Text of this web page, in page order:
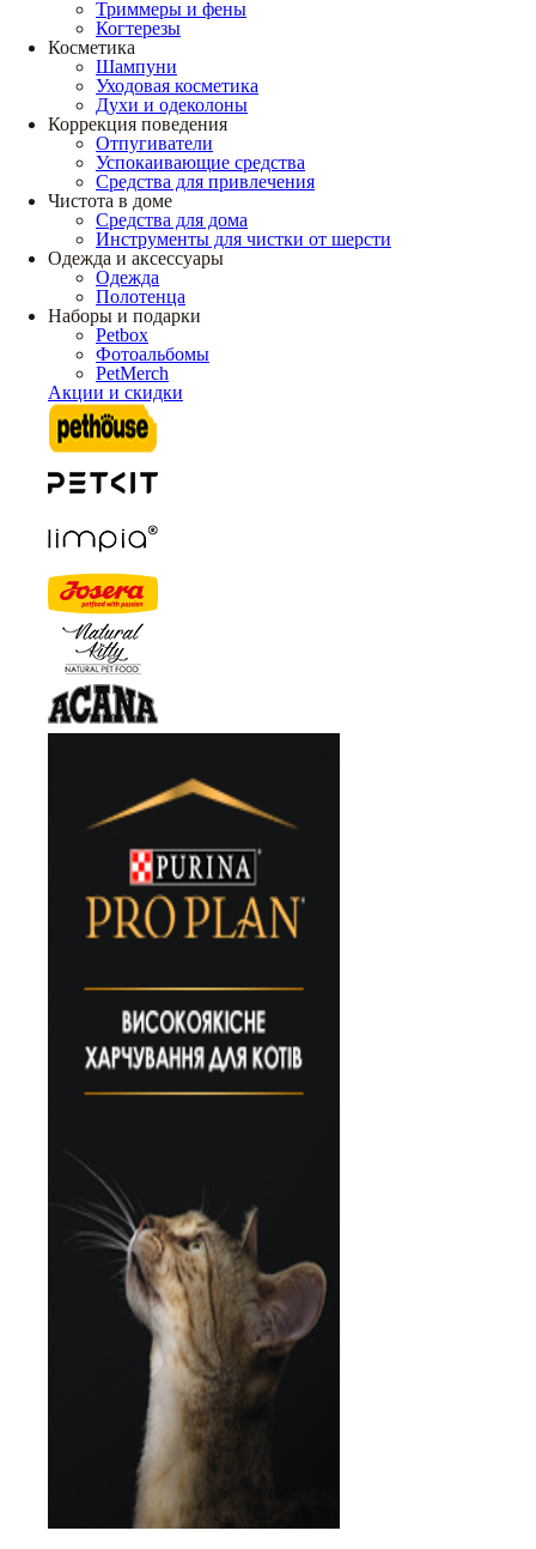
Триммеры и фены
Когтерезы
Косметика
Шампуни
Уходовая косметика
Духи и одеколоны
Коррекция поведения
Отпугиватели
Успокаивающие средства
Средства для привлечения
Чистота в доме
Средства для дома
Инструменты для чистки от шерсти
Одежда и аксессуары
Одежда
Полотенца
Наборы и подарки
Petbox
Фотоальбомы
PetMerch
Акции и скидки